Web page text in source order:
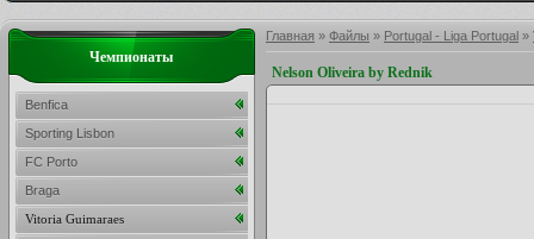
Главная » Файлы » Portugal - Liga Portugal »
Nelson Oliveira by Rednik
Чемпионаты
Benfica
Sporting Lisbon
FC Porto
Braga
Vitoria Guimaraes